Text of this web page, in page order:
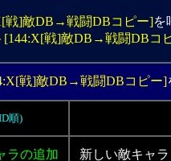
戦]敵DB→戦闘DBコピー]を
[144:X[戦]敵DB→戦闘DBコ
戦]敵DB→戦闘DBコピー]
順)
ラの追加 新しい敵キャ